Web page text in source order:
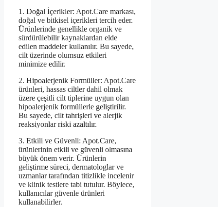
1. Doğal İçerikler: Apot.Care markası,
doğal ve bitkisel içerikleri tercih eder.
Ürünlerinde genellikle organik ve
sürdürülebilir kaynaklardan elde
edilen maddeler kullanılır. Bu sayede,
cilt üzerinde olumsuz etkileri
minimize edilir.
2. Hipoalerjenik Formüller: Apot.Care
ürünleri, hassas ciltler dahil olmak
üzere çeşitli cilt tiplerine uygun olan
hipoalerjenik formüllerle geliştirilir.
Bu sayede, cilt tahrişleri ve alerjik
reaksiyonlar riski azaltılır.
3. Etkili ve Güvenli: Apot.Care,
ürünlerinin etkili ve güvenli olmasına
büyük önem verir. Ürünlerin
geliştirme süreci, dermatologlar ve
uzmanlar tarafından titizlikle incelenir
ve klinik testlere tabi tutulur. Böylece,
kullanıcılar güvenle ürünleri
kullanabilirler.